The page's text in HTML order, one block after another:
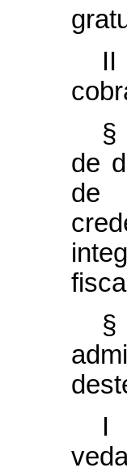
II
§
de
de
§
I